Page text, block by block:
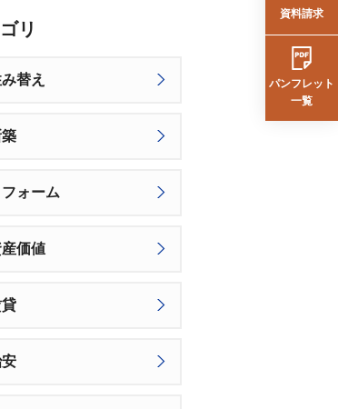
リ
替え
フォーム
価値
資料請求
パンフレット
一覧